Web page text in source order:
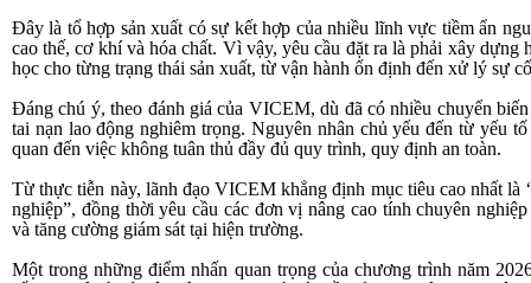
Đây là tổ hợp sản xuất có sự kết hợp của nhiều lĩnh vực tiềm ẩn
cao thế, cơ khí và hóa chất. Vì vậy, yêu cầu đặt ra là phải xây dựng
học cho từng trạng thái sản xuất, từ vận hành ổn định đến xử lý sự
Đáng chú ý, theo đánh giá của VICEM, dù đã có nhiều chuyển
tai nạn lao động nghiêm trọng. Nguyên nhân chủ yếu đến từ yếu
quan đến việc không tuân thủ đầy đủ quy trình, quy định an toàn.
Từ thực tiễn này, lãnh đạo VICEM khẳng định mục tiêu cao nhất là
nghiệp”, đồng thời yêu cầu các đơn vị nâng cao tính chuyên
và tăng cường giám sát tại hiện trường.
Một trong những điểm nhấn quan trọng của chương trình năm